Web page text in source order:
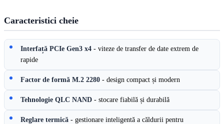
Caracteristici cheie
Interfață PCIe Gen3 x4 - viteze de transfer de date extrem de
rapide
Factor de formă M.2 2280 - design compact și modern
Tehnologie QLC NAND - stocare fiabilă și durabilă
Reglare termică - gestionare inteligentă a căldurii pentru